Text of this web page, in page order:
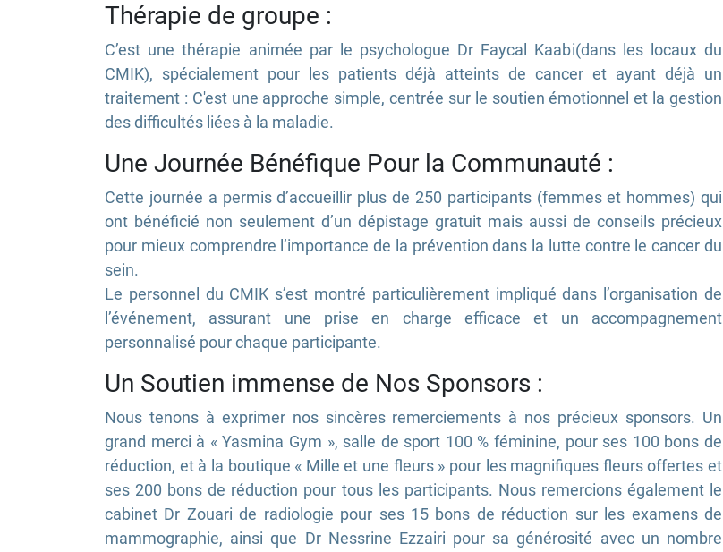
Thérapie de groupe :
C’est une thérapie animée par le psychologue Dr Faycal Kaabi(dans les locaux du
CMIK), spécialement pour les patients déjà atteints de cancer et ayant déjà un
traitement : C'est une approche simple, centrée sur le soutien émotionnel et la gestion
des difficultés liées à la maladie.
Une Journée Bénéfique Pour la Communauté :
Cette journée a permis d’accueillir plus de 250 participants (femmes et hommes) qui
ont bénéficié non seulement d’un dépistage gratuit mais aussi de conseils précieux
pour mieux comprendre l’importance de la prévention dans la lutte contre le cancer du
sein.
Le personnel du CMIK s’est montré particulièrement impliqué dans l’organisation de
l’événement, assurant une prise en charge efficace et un accompagnement
personnalisé pour chaque participante.
Un Soutien immense de Nos Sponsors :
Nous tenons à exprimer nos sincères remerciements à nos précieux sponsors. Un
grand merci à « Yasmina Gym », salle de sport 100 % féminine, pour ses 100 bons de
réduction, et à la boutique « Mille et une fleurs » pour les magnifiques fleurs offertes et
ses 200 bons de réduction pour tous les participants. Nous remercions également le
cabinet Dr Zouari de radiologie pour ses 15 bons de réduction sur les examens de
mammographie, ainsi que Dr Nessrine Ezzairi pour sa générosité avec un nombre